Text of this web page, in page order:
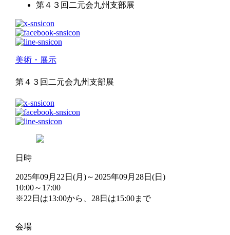
第４３回二元会九州支部展
美術・展示
第４３回二元会九州支部展
日時
2025年09月22日(月)～2025年09月28日(日)
10:00～17:00
※22日は13:00から、28日は15:00まで
会場